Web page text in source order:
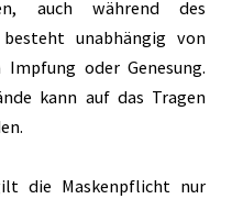
auch während des
unabhängig von
oder Genesung.
kann auf das Tragen
die Maskenpflicht nur